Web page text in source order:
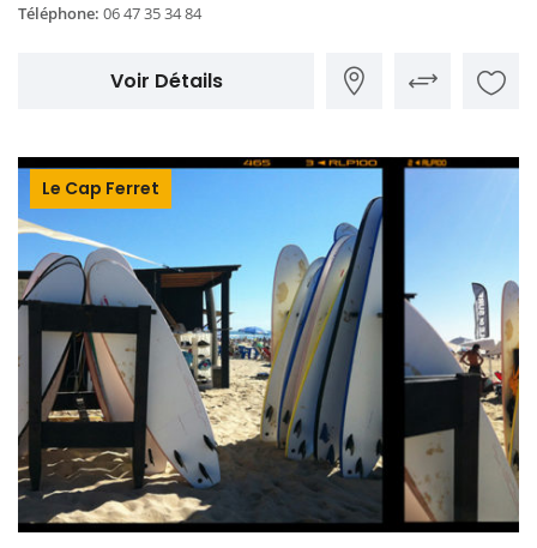
Téléphone: 06 47 35 34 84
Voir Détails
Le Cap Ferret